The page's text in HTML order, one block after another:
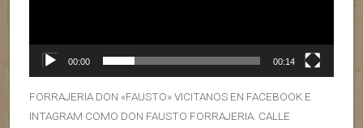
00:00 00:14
FORRAJERIA DON «FAUSTO» VICITANOS EN FACEBOOK E
INTAGRAM COMO DON FAUSTO FORRAJERIA. CALLE